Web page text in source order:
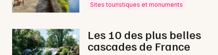
Sorties & loisirs
Toutes les villes Sites touristiques et monuments
Les 10 des plus belles
cascades de France